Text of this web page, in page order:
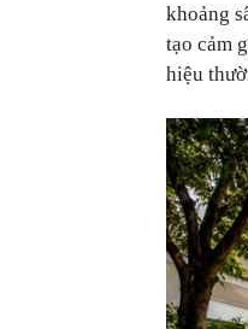
khoảng
tạo cảm
hiệu